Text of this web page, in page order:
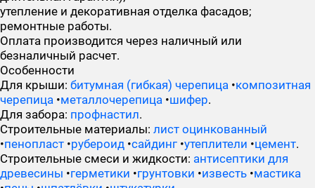
утепление и декоративная отделка фасадов;
ремонтные работы.
Оплата производится через наличный или
безналичный расчет.
Особенности
Для крыши: битумная (гибкая) черепица •композитная
черепица •металлочерепица •шифер.
Для забора: профнастил.
Строительные материалы: лист оцинкованный
•пенопласт •рубероид •сайдинг •утеплители •цемент.
Строительные смеси и жидкости: антисептики для
древесины •герметики •грунтовки •известь •мастика